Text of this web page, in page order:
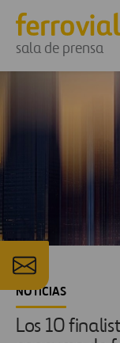
sala de prensa
NOTICIAS
Los 10